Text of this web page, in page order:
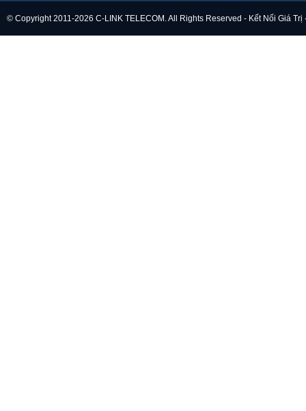
© Copyright 2011-2026 C-LINK TELECOM. All Rights Reserved - Kết Nối Giá